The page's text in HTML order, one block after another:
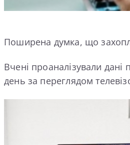
Поширена думка, що
Вчені проаналізували
день за переглядом